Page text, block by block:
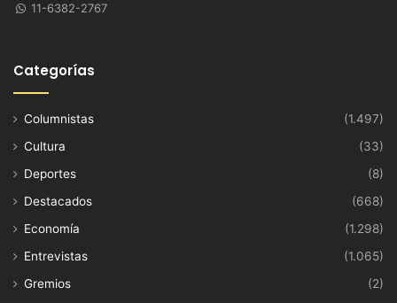
11-6382-2767
Categorías
Columnistas
(1.497)
Cultura
(33)
Deportes
(8)
Destacados
(668)
Economía
(1.298)
Entrevistas
(1.065)
Gremios
(2)